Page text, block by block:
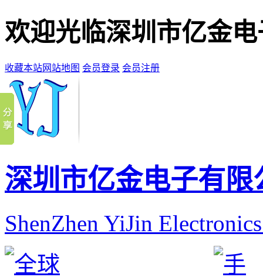
欢迎光临深圳市亿金
收藏本站网站地图 会员登录 会员注册
深圳市亿金电子有限
ShenZhen YiJin